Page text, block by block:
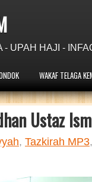
- UPAH HAJI -
WAKAF TELAGA
Ustaz
, Tazkirah MP3